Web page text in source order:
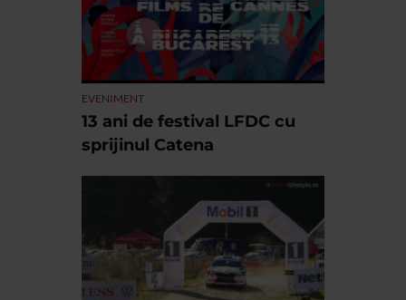
EVENIMENT
13 ani de festival LFDC cu
sprijinul Catena